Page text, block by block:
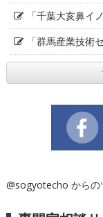
「千葉大亥鼻イ
「群馬産業技術
@sogyotecho からの